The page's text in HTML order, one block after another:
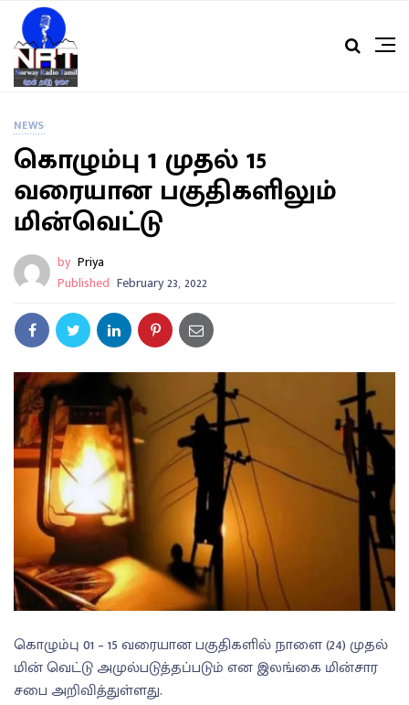
NEWS
கொழும்பு 1 முதல் 15
வரையான பகுதிகளிலும்
மின்வெட்டு
by Priya
Published February 23, 2022
கொழும்பு 01 – 15 வரையான பகுதிகளில் நாளை (24) முதல்
மின் வெட்டு அமுல்படுத்தப்படும் என இலங்கை மின்சார
சபை அறிவித்துள்ளது.